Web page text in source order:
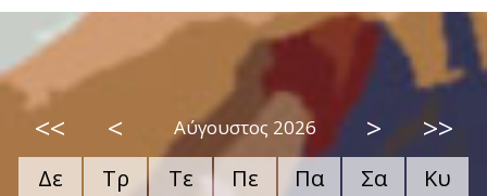
<< < Αύγουστος 2026 > >>
Δε Τρ Τε Πε Πα Σα
Κυ